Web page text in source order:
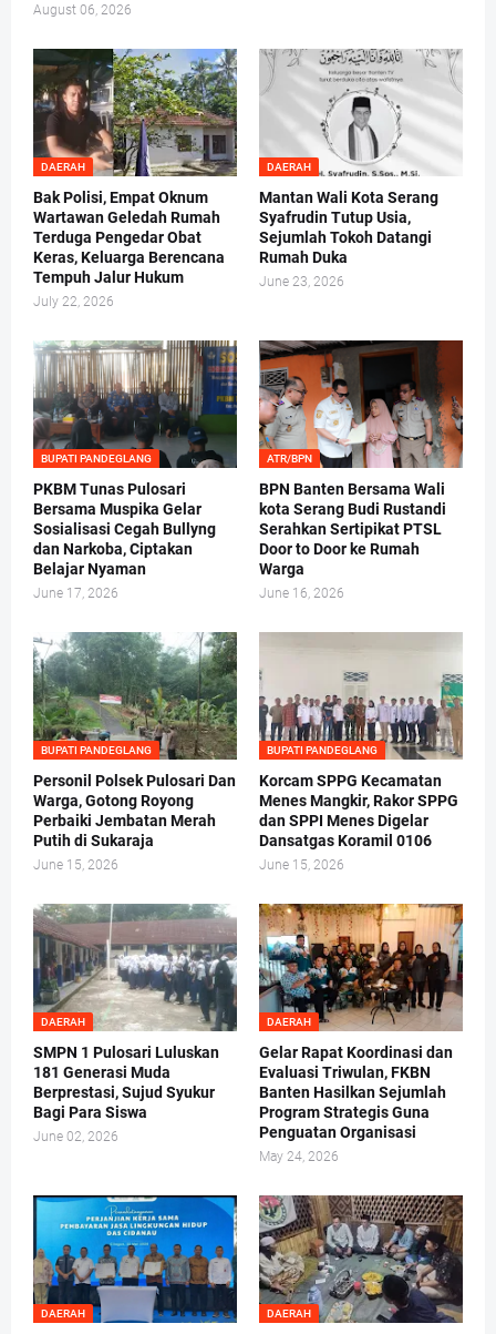
August 06, 2026
DAERAH
Bak Polisi, Empat Oknum
Wartawan Geledah Rumah
Terduga Pengedar Obat
Keras, Keluarga Berencana
Tempuh Jalur Hukum
July 22, 2026
DAERAH
Mantan Wali Kota Serang
Syafrudin Tutup Usia,
Sejumlah Tokoh Datangi
Rumah Duka
June 23, 2026
BUPATI PANDEGLANG
PKBM Tunas Pulosari
Bersama Muspika Gelar
Sosialisasi Cegah Bullyng
dan Narkoba, Ciptakan
Belajar Nyaman
June 17, 2026
ATR/BPN
BPN Banten Bersama Wali
kota Serang Budi Rustandi
Serahkan Sertipikat PTSL
Door to Door ke Rumah
Warga
June 16, 2026
BUPATI PANDEGLANG
Personil Polsek Pulosari Dan
Warga, Gotong Royong
Perbaiki Jembatan Merah
Putih di Sukaraja
June 15, 2026
BUPATI PANDEGLANG
Korcam SPPG Kecamatan
Menes Mangkir, Rakor SPPG
dan SPPI Menes Digelar
Dansatgas Koramil 0106
June 15, 2026
DAERAH
SMPN 1 Pulosari Luluskan
181 Generasi Muda
Berprestasi, Sujud Syukur
Bagi Para Siswa
June 02, 2026
DAERAH
Gelar Rapat Koordinasi dan
Evaluasi Triwulan, FKBN
Banten Hasilkan Sejumlah
Program Strategis Guna
Penguatan Organisasi
May 24, 2026
DAERAH DAERAH